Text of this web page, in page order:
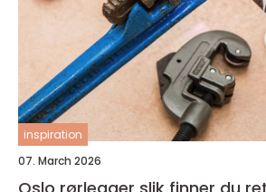
inspiration
07. March 2026